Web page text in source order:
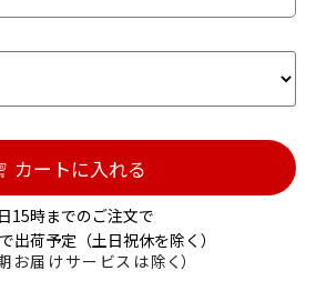
カートに入れる
15時までのご注文で
出荷予定（土日祝休を除く）
お届けサービスは除く）